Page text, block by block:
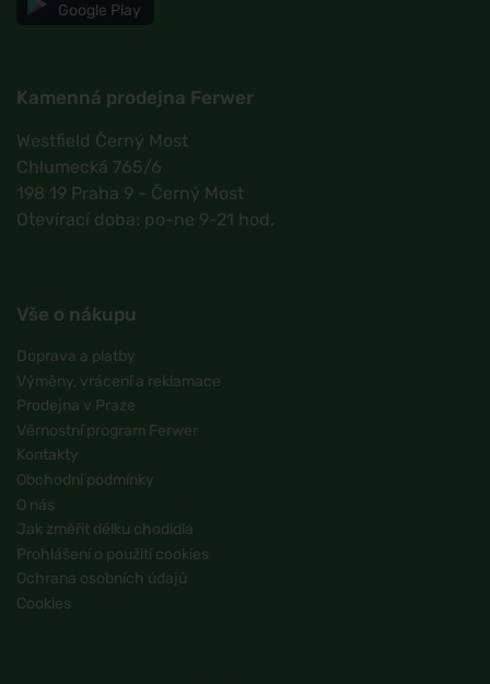
Google Play
Kamenná prodejna Ferwer
Westfield Černý Most
Chlumecká 765/6
198 19 Praha 9 - Černý Most
Otevírací doba: po-ne 9-21 hod.
Vše o nákupu
Doprava a platby
Výměny, vrácení a reklamace
Prodejna v Praze
Věrnostní program Ferwer
Kontakty
Obchodní podmínky
O nás
Jak změřit délku chodidla
Prohlášení o použití cookies
Ochrana osobních údajů
Cookies